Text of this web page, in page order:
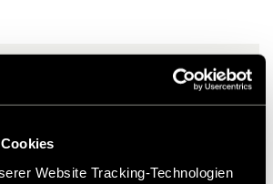
Website Tracking-Technologien
er skræddersyet til alle HYMERCAR
Tilføj til ønskeliste
mit køretøj?